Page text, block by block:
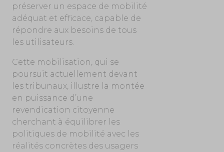
préserver un espace de mobilité
adéquat et efficace, capable de
répondre aux besoins de tous
les utilisateurs.
Cette mobilisation, qui se
poursuit actuellement devant
les tribunaux, illustre la montée
en puissance d’une
revendication citoyenne
cherchant à équilibrer les
politiques de mobilité avec les
réalités concrètes des usagers